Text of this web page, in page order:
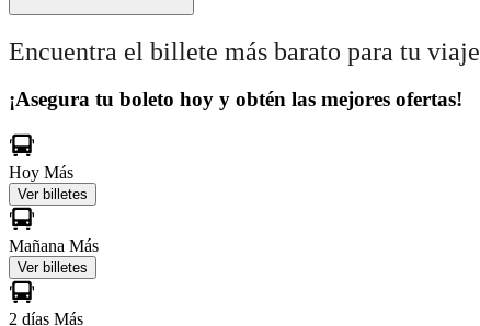
Encuentra el billete más barato para tu viaje
¡Asegura tu boleto hoy y obtén las mejores ofertas!
Hoy Más
Ver billetes
Mañana Más
Ver billetes
2 días Más